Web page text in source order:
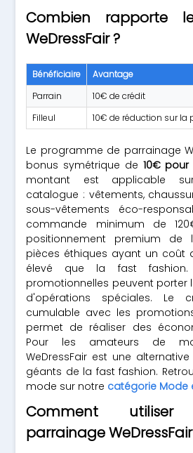
Combien rapporte
WeDressFair ?
Bénéficiaire Avantage
Parrain
10€ de crédit
Filleul
10€ de réduction sur
Le programme de parrainage
bonus symétrique de 10€
montant est applicable
catalogue : vêtements,
sous-vêtements éco-
commande minimum de
positionnement premium
pièces éthiques ayant un coût
élevé que la fast fashion.
promotionnelles peuvent porter
d'opérations spéciales. Le
cumulable avec les
permet de réaliser des
Pour les amateurs de
WeDressFair est une
géants de la fast fashion.
mode sur notre catégorie Mode
Comment
parrainage